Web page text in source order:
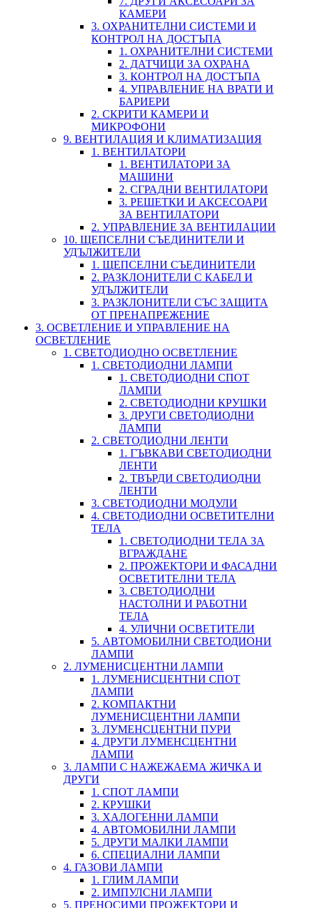
КАМЕРИ
3. ОХРАНИТЕЛНИ СИСТЕМИ И
КОНТРОЛ НА ДОСТЪПА
1. ОХРАНИТЕЛНИ СИСТЕМИ
2. ДАТЧИЦИ ЗА ОХРАНА
3. КОНТРОЛ НА ДОСТЪПА
4. УПРАВЛЕНИЕ НА ВРАТИ И
БАРИЕРИ
2. СКРИТИ КАМЕРИ И
МИКРОФОНИ
9. ВЕНТИЛАЦИЯ И КЛИМАТИЗАЦИЯ
1. ВЕНТИЛАТОРИ
1. ВЕНТИЛАТОРИ ЗА
МАШИНИ
2. СГРАДНИ ВЕНТИЛАТОРИ
3. РЕШЕТКИ И АКСЕСОАРИ
ЗА ВЕНТИЛАТОРИ
2. УПРАВЛЕНИЕ ЗА ВЕНТИЛАЦИИ
10. ЩЕПСЕЛНИ СЪЕДИНИТЕЛИ И
УДЪЛЖИТЕЛИ
1. ЩЕПСЕЛНИ СЪЕДИНИТЕЛИ
2. РАЗКЛОНИТЕЛИ С КАБЕЛ И
УДЪЛЖИТЕЛИ
3. РАЗКЛОНИТЕЛИ СЪС ЗАЩИТА
ОТ ПРЕНАПРЕЖЕНИЕ
3. ОСВЕТЛЕНИЕ И УПРАВЛЕНИЕ НА
ОСВЕТЛЕНИЕ
1. СВЕТОДИОДНО ОСВЕТЛЕНИЕ
1. СВЕТОДИОДНИ ЛАМПИ
1. СВЕТОДИОДНИ СПОТ
ЛАМПИ
2. СВЕТОДИОДНИ КРУШКИ
3. ДРУГИ СВЕТОДИОДНИ
ЛАМПИ
2. СВЕТОДИОДНИ ЛЕНТИ
1. ГЪВКАВИ СВЕТОДИОДНИ
ЛЕНТИ
2. ТВЪРДИ СВЕТОДИОДНИ
ЛЕНТИ
3. СВЕТОДИОДНИ МОДУЛИ
4. СВЕТОДИОДНИ ОСВЕТИТЕЛНИ
ТЕЛА
1. СВЕТОДИОДНИ ТЕЛА ЗА
ВГРАЖДАНЕ
2. ПРОЖЕКТОРИ И ФАСАДНИ
ОСВЕТИТЕЛНИ ТЕЛА
3. СВЕТОДИОДНИ
НАСТОЛНИ И РАБОТНИ
ТЕЛА
4. УЛИЧНИ ОСВЕТИТЕЛИ
5. АВТОМОБИЛНИ СВЕТОДИОНИ
ЛАМПИ
2. ЛУМЕНИСЦЕНТНИ ЛАМПИ
1. ЛУМЕНИСЦЕНТНИ СПОТ
ЛАМПИ
2. КОМПАКТНИ
ЛУМЕНИСЦЕНТНИ ЛАМПИ
3. ЛУМЕНСЦЕНТНИ ПУРИ
4. ДРУГИ ЛУМЕНСЦЕНТНИ
ЛАМПИ
3. ЛАМПИ С НАЖЕЖАЕМА ЖИЧКА И
ДРУГИ
1. СПОТ ЛАМПИ
2. КРУШКИ
3. ХАЛОГЕННИ ЛАМПИ
4. АВТОМОБИЛНИ ЛАМПИ
5. ДРУГИ МАЛКИ ЛАМПИ
6. СПЕЦИАЛНИ ЛАМПИ
4. ГАЗОВИ ЛАМПИ
1. ГЛИМ ЛАМПИ
2. ИМПУЛСНИ ЛАМПИ
5. ПРЕНОСИМИ ПРОЖЕКТОРИ И